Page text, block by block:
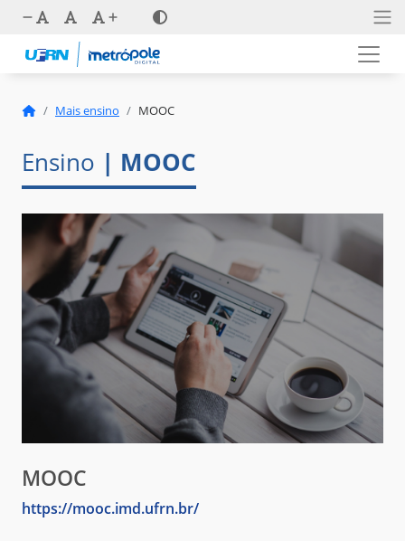
Mais ensino MOOC
Ensino | MOOC
MOOC
https://mooc.imd.ufrn.br/